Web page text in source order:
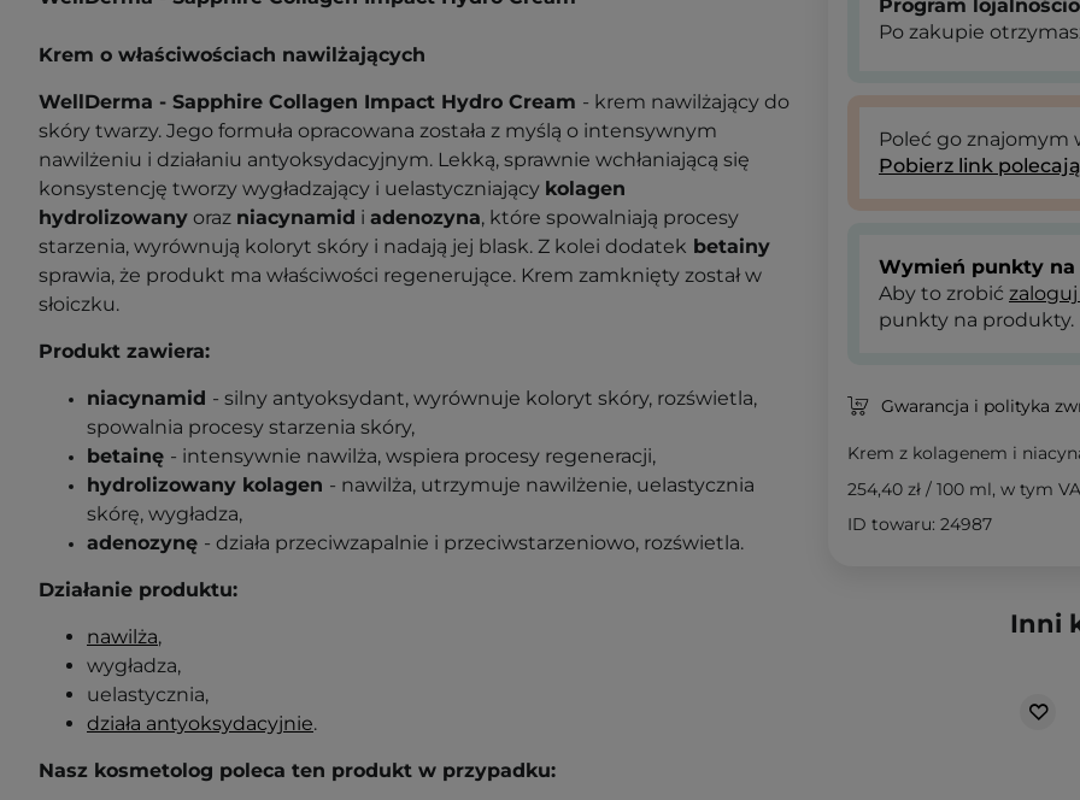
Krem o właściwościach nawilżających
WellDerma - Sapphire Collagen Impact Hydro Cream - krem nawilżający do
skóry twarzy. Jego formuła opracowana została z myślą o intensywnym
nawilżeniu i działaniu antyoksydacyjnym. Lekką, sprawnie wchłaniającą się
konsystencję tworzy wygładzający i uelastyczniający kolagen
hydrolizowany oraz niacynamid i adenozyna, które spowalniają procesy
starzenia, wyrównują koloryt skóry i nadają jej blask. Z kolei dodatek betainy
sprawia, że produkt ma właściwości regenerujące. Krem zamknięty został w
słoiczku.
Produkt zawiera:
niacynamid - silny antyoksydant, wyrównuje koloryt skóry, rozświetla,
spowalnia procesy starzenia skóry,
betainę - intensywnie nawilża, wspiera procesy regeneracji,
hydrolizowany kolagen - nawilża, utrzymuje nawilżenie, uelastycznia
skórę, wygładza,
adenozynę - działa przeciwzapalnie i przeciwstarzeniowo, rozświetla.
Działanie produktu:
nawilża,
wygładza,
uelastycznia,
działa antyoksydacyjnie.
Nasz kosmetolog poleca ten produkt w przypadku:
Program
Po zakupie
Poleć go znajomym
Pobierz link
Wymień punkty na
Aby to zrobić zaloguj
punkty na produkty.
Gwarancja i polityka
Krem z kolagenem i
254,40 zł / 100 ml, w tym
ID towaru: 24987
Inni